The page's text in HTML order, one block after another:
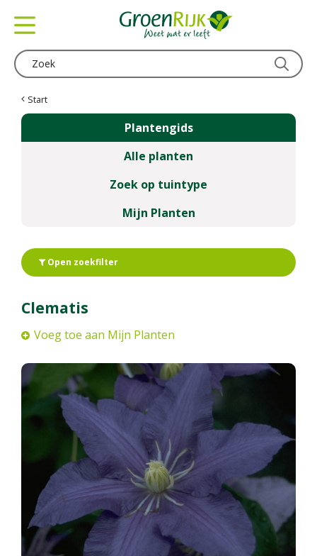
Start
Plantengids
Alle planten
Zoek op tuintype
Mijn Planten
Open zoekfilter
Clematis
Voeg toe aan Mijn Planten